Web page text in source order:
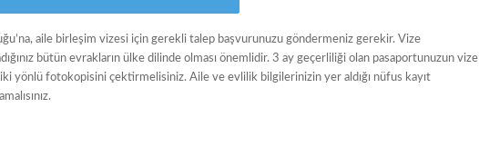
aile birleşim vizesi için gerekli talep başvurunuzu göndermeniz gerekir. Vize
bütün evrakların ülke dilinde olması önemlidir. 3 ay geçerliliği olan pasaportunuzun vize
iki yönlü fotokopisini çektirmelisiniz. Aile ve evlilik bilgilerinizin yer aldığı nüfus kayıt